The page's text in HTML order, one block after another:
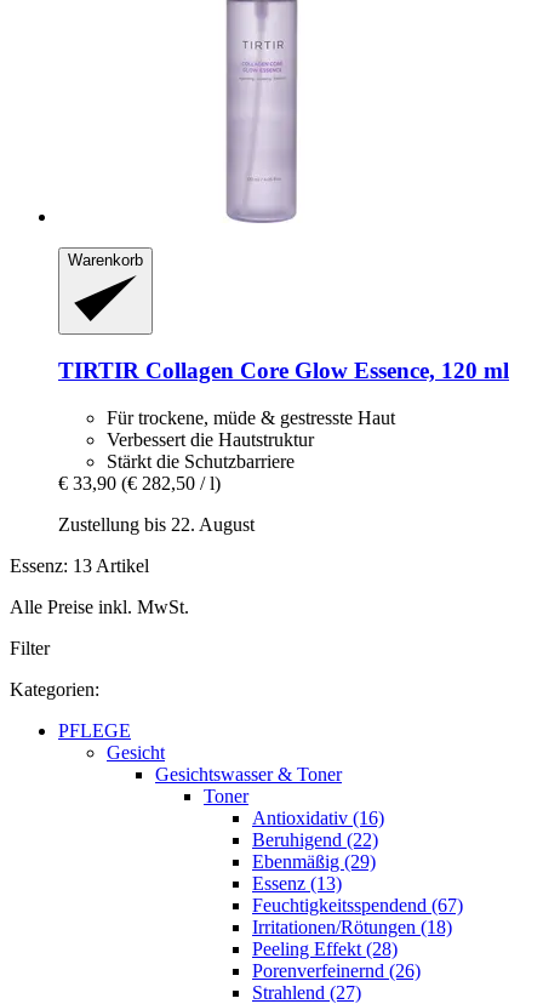
Warenkorb
TIRTIR Collagen Core Glow Essence, 120 ml
Für trockene, müde & gestresste Haut
Verbessert die Hautstruktur
Stärkt die Schutzbarriere
€ 33,90 (€ 282,50 / l)
Zustellung bis 22. August
Essenz: 13 Artikel
Alle Preise inkl. MwSt.
Filter
Kategorien:
PFLEGE
Gesicht
Gesichtswasser & Toner
Toner
Antioxidativ (16)
Beruhigend (22)
Ebenmäßig (29)
Essenz (13)
Feuchtigkeitsspendend (67)
Irritationen/Rötungen (18)
Peeling Effekt (28)
Porenverfeinernd (26)
Strahlend (27)